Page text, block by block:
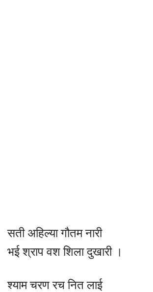
सती अहिल्या गौतम नारी
भई श्राप वश शिला दुखारी ।
श्याम चरण रच नित लाई